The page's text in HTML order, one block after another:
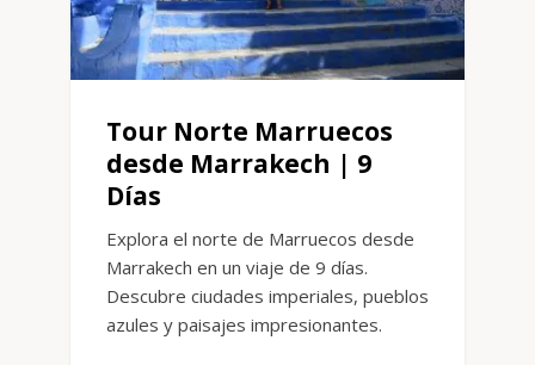
Tour Norte Marruecos
desde Marrakech | 9
Días
Explora el norte de Marruecos desde
Marrakech en un viaje de 9 días.
Descubre ciudades imperiales, pueblos
azules y paisajes impresionantes.